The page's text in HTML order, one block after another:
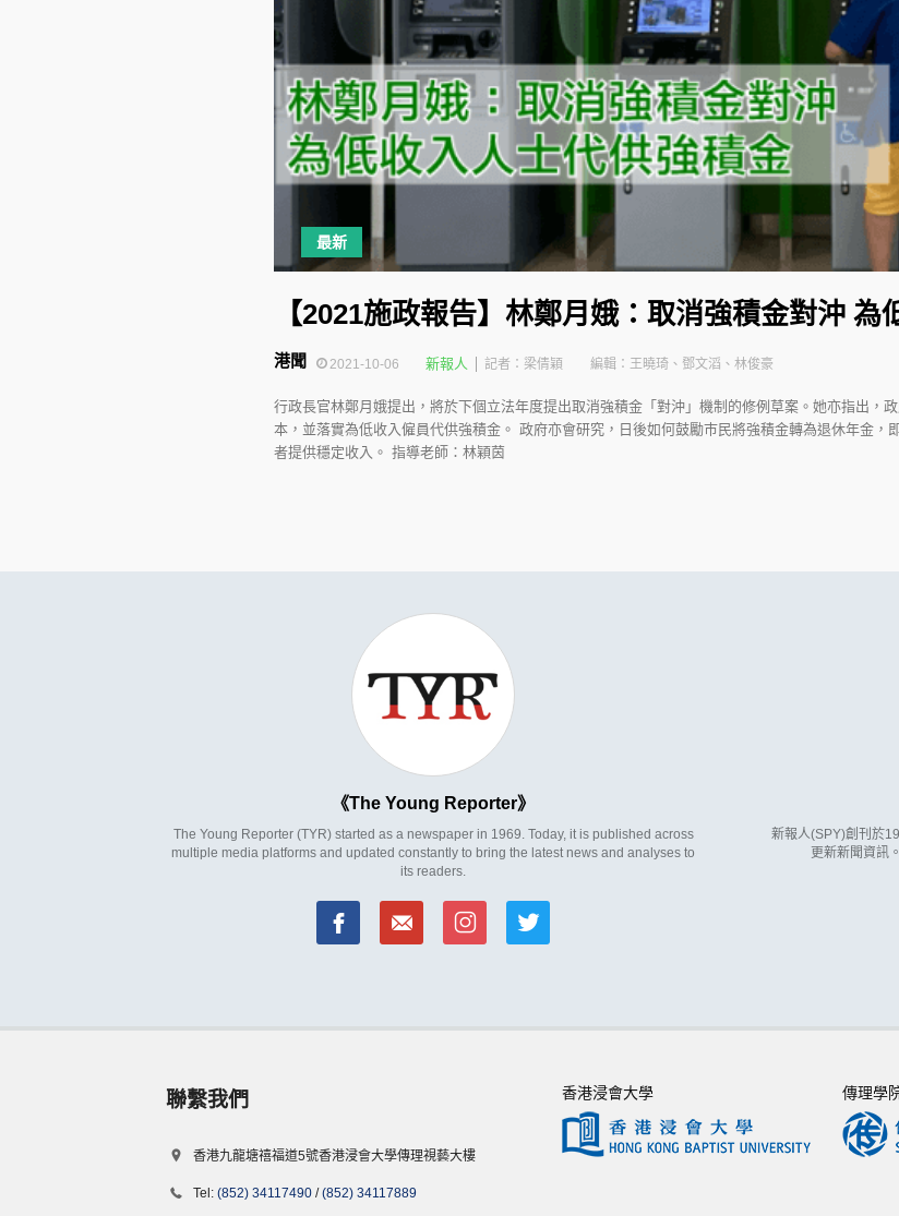
最新
【2021施政報告】林鄭月娥：取消強積金對沖
2021-10-06
港聞 新報人 記者：梁倩穎 編輯：王曉琦、鄧文滔、林俊豪
行政長官林鄭月娥提出，將於下個立法年度提出取消強積金「對沖」機制的修例草案。她亦指出，
本，並落實為低收入僱員代供強積金。 政府亦會研究，日後如何鼓勵巿民將強積金轉為退休年金，
者提供穩定收入。 指導老師：林穎茵
The Young Reporter
The Young Reporter (TYR) started as a newspaper in 1969. Today, it is published across
multiple media platforms and updated constantly to bring the latest news and analyses to
its readers.
新報人(SPY)創刊於
更新新聞資訊
聯繫我們
香港九龍塘禧福道5號香港浸會大學傳理視藝大樓
Tel: (852) 34117490 /(852) 34117889
香港浸會大學 傳理學